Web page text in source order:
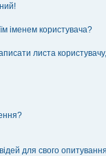
іменем користувача?
листа користувачу,
для свого